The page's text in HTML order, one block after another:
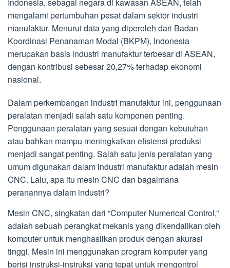
mengalami pertumbuhan pesat dalam sektor industri
manufaktur. Menurut data yang diperoleh dari Badan
Koordinasi Penanaman Modal (BKPM), Indonesia
merupakan basis industri manufaktur terbesar di ASEAN,
dengan kontribusi sebesar 20,27% terhadap ekonomi
nasional.
Dalam perkembangan industri manufaktur ini, penggunaan
peralatan menjadi salah satu komponen penting.
Penggunaan peralatan yang sesuai dengan kebutuhan
atau bahkan mampu meningkatkan efisiensi produksi
menjadi sangat penting. Salah satu jenis peralatan yang
umum digunakan dalam industri manufaktur adalah mesin
CNC. Lalu, apa itu mesin CNC dan bagaimana
peranannya dalam industri?
Mesin CNC, singkatan dari “Computer Numerical Control,”
adalah sebuah perangkat mekanis yang dikendalikan oleh
komputer untuk menghasilkan produk dengan akurasi
tinggi. Mesin ini menggunakan program komputer yang
berisi instruksi-instruksi yang tepat untuk mengontrol